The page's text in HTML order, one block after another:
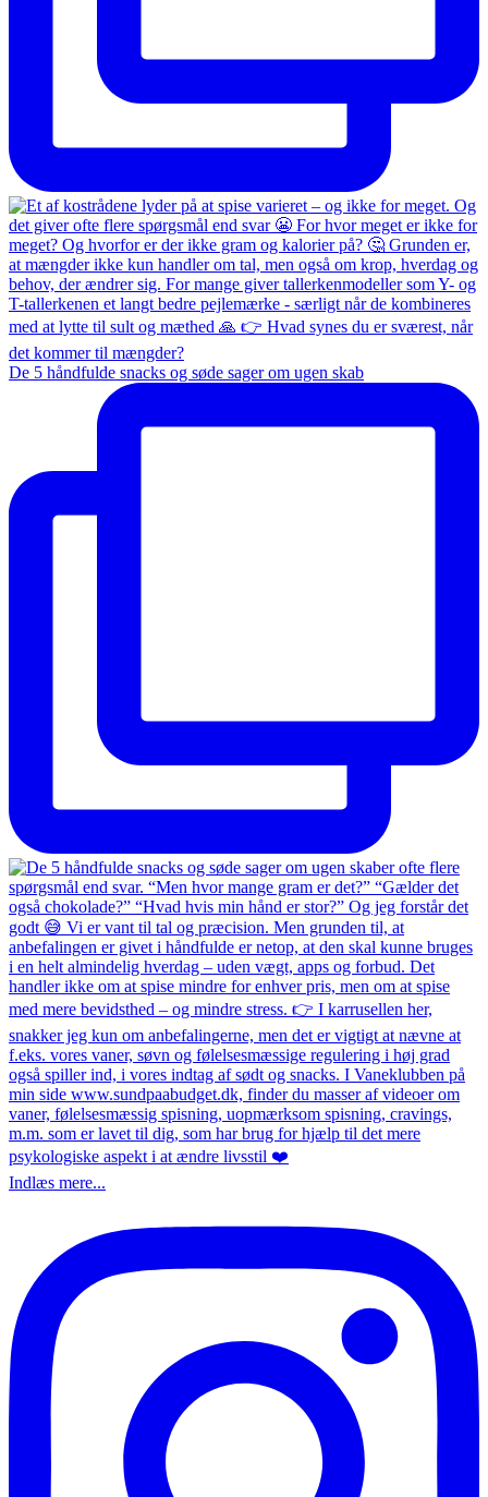
De 5 håndfulde snacks og søde sager om ugen skab
Indlæs mere...